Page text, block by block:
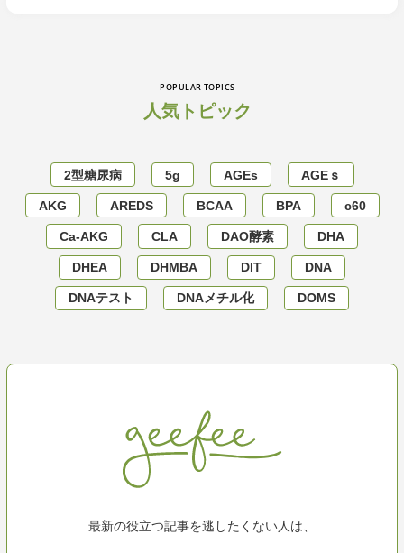
- POPULAR TOPICS -
人気トピック
2型糖尿病 5g AGEs AGEｓ
AKG AREDS BCAA BPA c60
Ca-AKG CLA DAO酵素 DHA
DHEA DHMBA DIT DNA
DNAテスト DNAメチル化 DOMS
最新の役立つ記事を逃したくない人は、